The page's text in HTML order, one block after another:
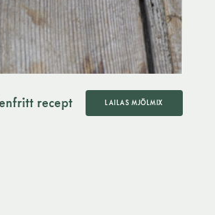
recept LAILAS MJÖLMIX